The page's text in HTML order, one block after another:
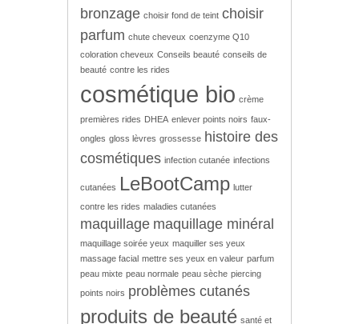
bronzage choisir fond de teint choisir
parfum chute cheveux coenzyme Q10
coloration cheveux Conseils beauté conseils de
beauté contre les rides
cosmétique bio crème
premières rides DHEA enlever points noirs faux-
ongles gloss lèvres grossesse histoire des
cosmétiques infection cutanée infections
cutanées LeBootCamp lutter
contre les rides maladies cutanées
maquillage maquillage minéral
maquillage soirée yeux maquiller ses yeux
massage facial mettre ses yeux en valeur parfum
peau mixte peau normale peau sèche piercing
points noirs problèmes cutanés
produits de beauté santé et